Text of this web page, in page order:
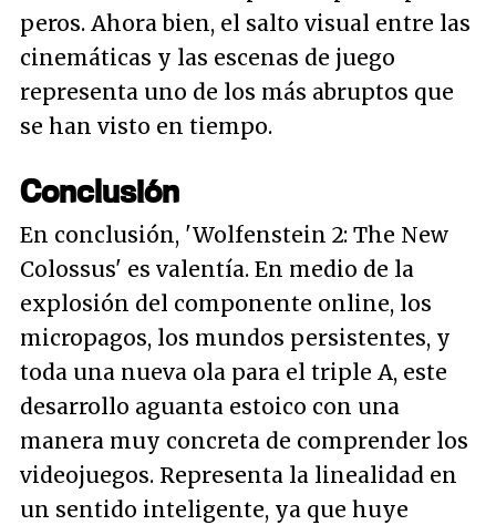
peros. Ahora bien, el salto visual entre las
cinemáticas y las escenas de juego
representa uno de los más abruptos que
se han visto en tiempo.
Conclusión
En conclusión, 'Wolfenstein 2: The New
Colossus' es valentía. En medio de la
explosión del componente online, los
micropagos, los mundos persistentes, y
toda una nueva ola para el triple A, este
desarrollo aguanta estoico con una
manera muy concreta de comprender los
videojuegos. Representa la linealidad en
un sentido inteligente, ya que huye